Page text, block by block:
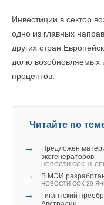
Инвестиции в сектор
одно из главных
других стран
долю возобновляемых
процентов.
Читайте по
→
Предложен
экогенераторов
НОВОСТИ СОК 11
→ В МЭИ
НОВОСТИ СОК 29
→
Гигантский
уделено удобству
работы насоса.
поддерживаться
укрепить имидж
реальность свои
Датский Центр
циркуляционного
наиболее
MAGNA3 вносит
энергопотребления в
облегчающей и
усадки,
слоями изоляции в
Armaflex ACe
легостью монтажа.